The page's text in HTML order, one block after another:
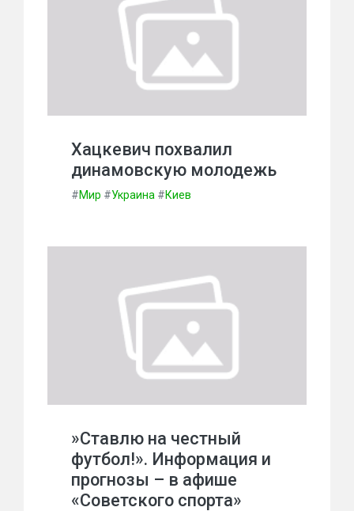
Хацкевич похвалил
динамовскую молодежь
#Мир #Украина #Киев
»Ставлю на честный
футбол!». Информация и
прогнозы – в афише
«Советского спорта»